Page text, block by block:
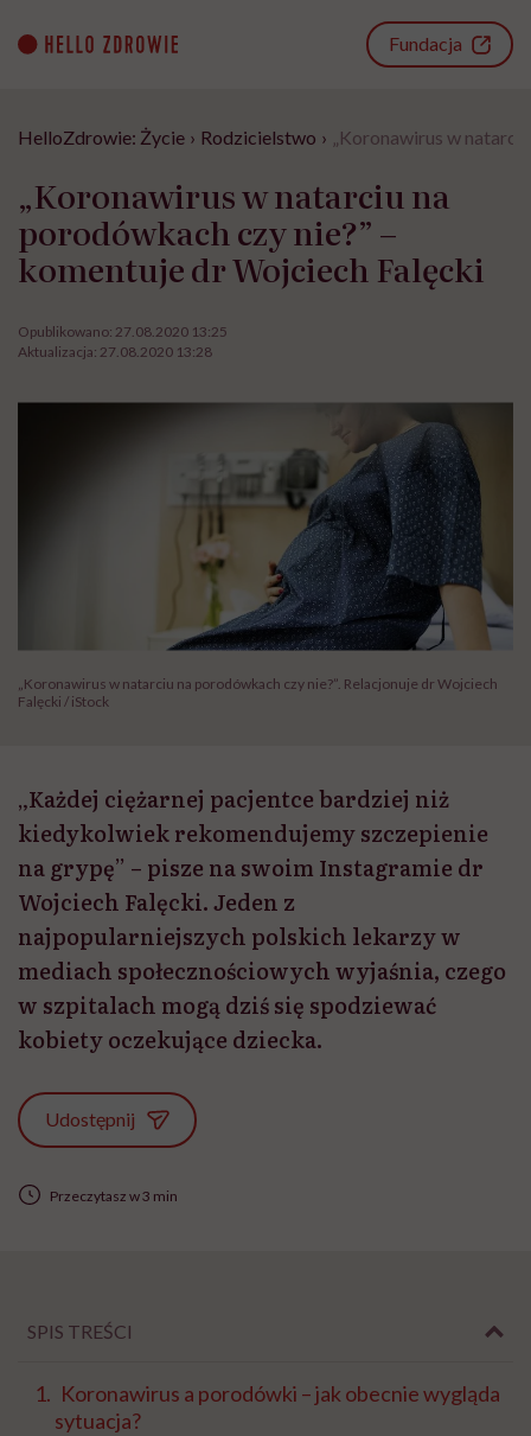
content
Fundacja
HelloZdrowie: Życie › Rodzicielstwo › „Koronawirus w
„Koronawirus w natarciu na
porodówkach czy nie?” –
komentuje dr Wojciech Falęcki
Opublikowano: 27.08.2020 13:25
Aktualizacja: 27.08.2020 13:28
„Koronawirus w natarciu na porodówkach czy nie?”. Relacjonuje dr Wojciech
Falęcki / iStock
„Każdej ciężarnej pacjentce bardziej niż
kiedykolwiek rekomendujemy szczepienie
na grypę” – pisze na swoim Instagramie dr
Wojciech Falęcki. Jeden z
najpopularniejszych polskich lekarzy w
mediach społecznościowych wyjaśnia, czego
w szpitalach mogą dziś się spodziewać
kobiety oczekujące dziecka.
Udostępnij
Przeczytasz w 3 min
SPIS TREŚCI
Koronawirus a porodówki – jak obecnie wygląda
sytuacja?